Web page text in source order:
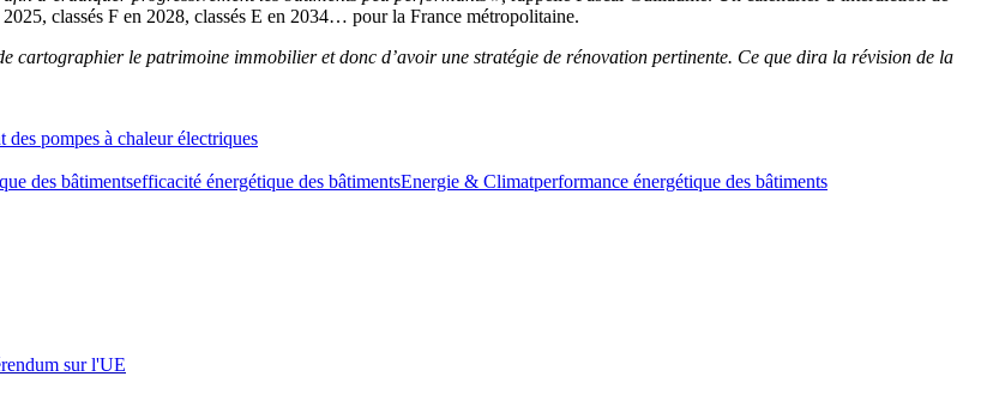
classés F en 2028, classés E en 2034… pour la France métropolitaine.
cartographier le patrimoine immobilier et donc d’avoir une stratégie de rénovation pertinente. Ce que dira la révision de la
des pompes à chaleur électriques
des bâtimentsefficacité énergétique des bâtimentsEnergie & Climatperformance énergétique des bâtiments
sur l'UE